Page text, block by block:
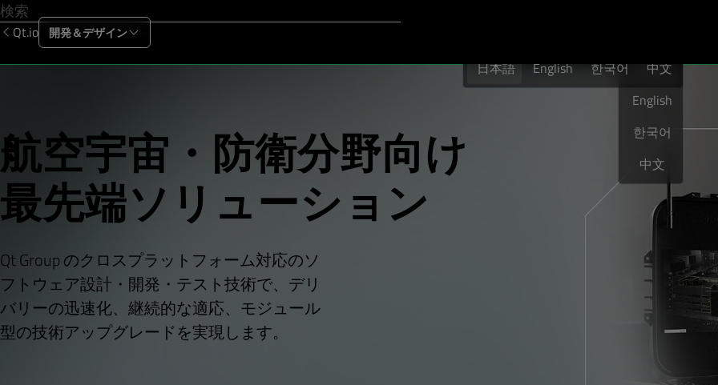
Qt.io 開発＆デザイン
日本語
English
한국어
中文
日本語 English 한국어 中文
航空宇宙・防衛分野向け
最先端ソリューション
Qt Group のクロスプラットフォーム対応のソ
フトウェア設計・開発・テスト技術で、デリ
バリーの迅速化、継続的な適応、モジュール
型の技術アップグレードを実現します。